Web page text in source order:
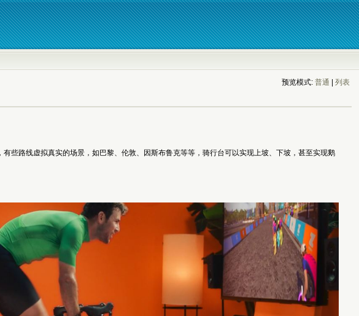
预览模式: 普通 列表
些路线虚拟真实的场景，如巴黎、伦敦、因斯布鲁克等等，骑行台可以实现上坡、下坡，甚至实现鹅